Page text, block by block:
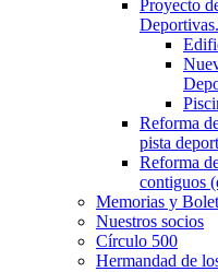
Proyecto
Deportivas.
Reforma
pista
Reforma
contiguos
Memorias y
Nuestros socios
Círculo 500
Hermandad de